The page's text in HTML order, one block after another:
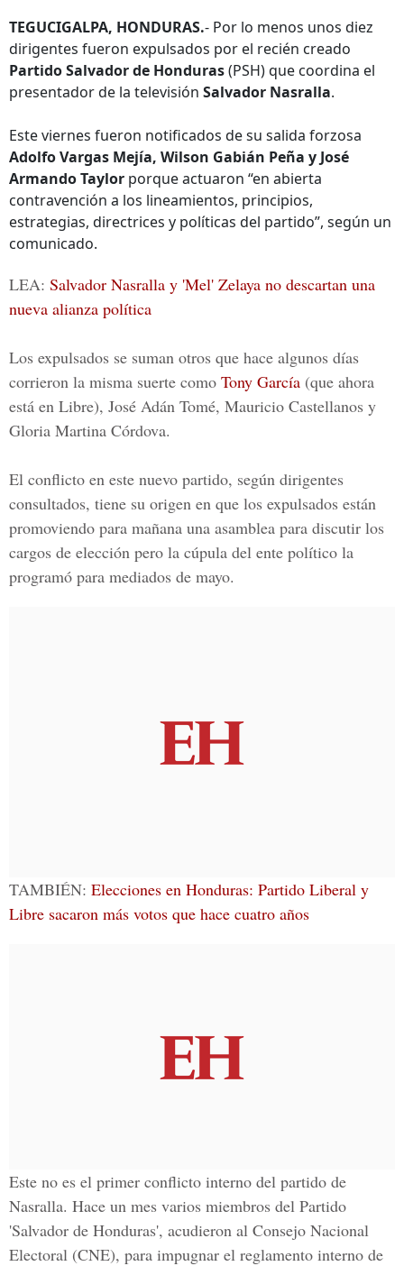
TEGUCIGALPA, HONDURAS.- Por lo menos unos diez
dirigentes fueron expulsados por el recién creado
Partido Salvador de Honduras(PSH) que coordina el
presentador de la televisión Salvador Nasralla.
Este viernes fueron notificados de su salida forzosa
Adolfo Vargas Mejía, Wilson Gabián Peña y José
Armando Taylor porque actuaron “en abierta
contravención a los lineamientos, principios,
estrategias, directrices y políticas del partido”, según un
comunicado.
LEA: Salvador Nasralla y 'Mel' Zelaya no descartan una
nueva alianza política
Los expulsados se suman otros que hace algunos días
corrieron la misma suerte como Tony García (que ahora
está en Libre), José Adán Tomé, Mauricio Castellanos y
Gloria Martina Córdova.
El conflicto en este nuevo partido, según dirigentes
consultados, tiene su origen en que los expulsados están
promoviendo para mañana una asamblea para discutir los
cargos de elección pero la cúpula del ente político la
programó para mediados de mayo.
TAMBIÉN: Elecciones en Honduras: Partido Liberal y
Libre sacaron más votos que hace cuatro años
Este no es el primer conflicto interno del partido de
Nasralla. Hace un mes varios miembros del Partido
'Salvador de Honduras', acudieron al Consejo Nacional
Electoral (CNE), para impugnar el reglamento interno de